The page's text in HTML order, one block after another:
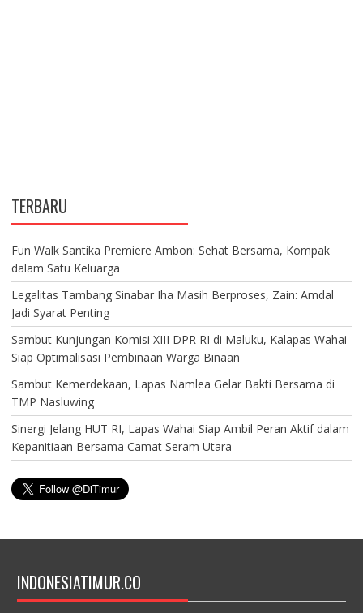
TERBARU
Fun Walk Santika Premiere Ambon: Sehat Bersama, Kompak
dalam Satu Keluarga
Legalitas Tambang Sinabar Iha Masih Berproses, Zain: Amdal
Jadi Syarat Penting
Sambut Kunjungan Komisi XIII DPR RI di Maluku, Kalapas Wahai
Siap Optimalisasi Pembinaan Warga Binaan
Sambut Kemerdekaan, Lapas Namlea Gelar Bakti Bersama di
TMP Nasluwing
Sinergi Jelang HUT RI, Lapas Wahai Siap Ambil Peran Aktif dalam
Kepanitiaan Bersama Camat Seram Utara
INDONESIATIMUR.CO